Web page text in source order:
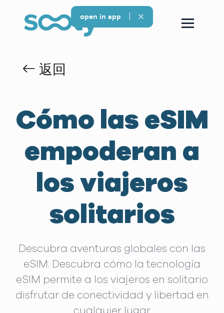
返回
Cómo las eSIM
empoderan a
los viajeros
solitarios
Descubra aventuras globales con las
eSIM. Descubra cómo la tecnología
eSIM permite a los viajeros en solitario
disfrutar de conectividad y libertad en
cualquier lugar
open in app